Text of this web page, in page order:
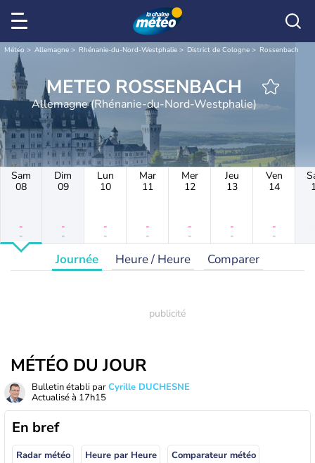
Météo Allemagne Rhénanie-du-Nord-Westphalie District de Cologne Rossenbach
METEO ROSSENBACH
Allemagne (Rhénanie-du-Nord-Westphalie)
Sam
08
-
-
Dim
09
-
-
Lun
10
-
-
Mar
11
-
-
Mer
12
-
-
Jeu
13
-
-
Ven
14
-
-
Journée Heure / Heure Comparer
MÉTÉO DU JOUR
Bulletin établi parCyrille DUCHESNE
Actualisé à 17h15
En bref
Radar météo Heure par Heure Comparateur météo